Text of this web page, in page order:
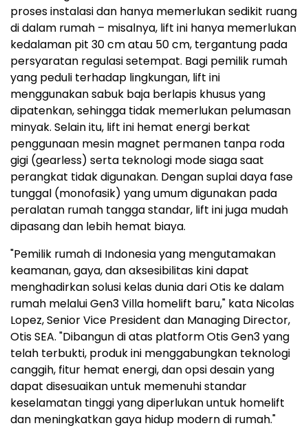
proses instalasi dan hanya memerlukan sedikit ruang
di dalam rumah – misalnya, lift ini hanya memerlukan
kedalaman pit 30 cm atau 50 cm, tergantung pada
persyaratan regulasi setempat. Bagi pemilik rumah
yang peduli terhadap lingkungan, lift ini
menggunakansabuk baja berlapis khusus yang
dipatenkan, sehingga tidak memerlukan pelumasan
minyak. Selain itu, lift ini hemat energi berkat
penggunaan mesin magnet permanen tanpa roda
gigi (gearless) serta teknologi mode siaga saat
perangkat tidak digunakan. Dengan suplai daya fase
tunggal (monofasik) yang umum digunakan pada
peralatan rumah tangga standar, lift ini juga mudah
dipasang dan lebih hemat biaya.
"Pemilik rumah di Indonesia yang mengutamakan
keamanan, gaya, dan aksesibilitas kini dapat
menghadirkan solusi kelas dunia dari Otis ke dalam
rumah melalui Gen3 Villa homelift baru," kata Nicolas
Lopez, Senior Vice President dan Managing Director,
Otis SEA. "Dibangun di atas platform Otis Gen3 yang
telah terbukti, produk ini menggabungkan teknologi
canggih, fitur hemat energi, dan opsi desain yang
dapat disesuaikan untuk memenuhi standar
keselamatan tinggi yang diperlukan untuk homelift
dan meningkatkan gaya hidup modern di rumah."